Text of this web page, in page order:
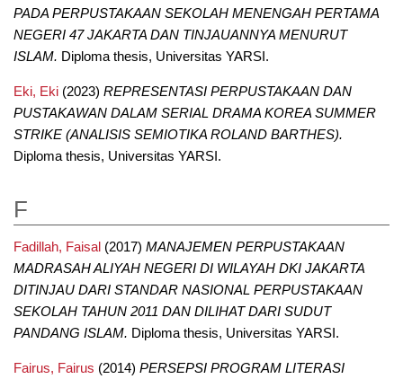
PADA PERPUSTAKAAN SEKOLAH MENENGAH PERTAMA
NEGERI 47 JAKARTA DAN TINJAUANNYA MENURUT
ISLAM. Diploma thesis, Universitas YARSI.
Eki, Eki(2023) REPRESENTASI PERPUSTAKAAN DAN
PUSTAKAWAN DALAM SERIAL DRAMA KOREA SUMMER
STRIKE (ANALISIS SEMIOTIKA ROLAND BARTHES).
Diploma thesis, Universitas YARSI.
F
Fadillah, Faisal (2017) MANAJEMEN PERPUSTAKAAN
MADRASAH ALIYAH NEGERI DI WILAYAH DKI JAKARTA
DITINJAU DARI STANDAR NASIONAL PERPUSTAKAAN
SEKOLAH TAHUN 2011 DAN DILIHAT DARI SUDUT
PANDANG ISLAM. Diploma thesis, Universitas YARSI.
Fairus, Fairus (2014) PERSEPSI PROGRAM LITERASI